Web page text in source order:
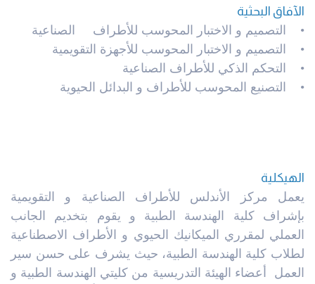
الآفاق البحثية
• التصميم و الاختبار المحوسب للأطراف الصناعية
• التصميم و الاختبار المحوسب للأجهزة التقويمية
• التحكم الذكي للأطراف الصناعية
• التصنيع المحوسب للأطراف و البدائل الحيوية
الهيكلية
يعمل مركز الأندلس للأطراف الصناعية و التقويمية
بإشراف كلية الهندسة الطبية و يقوم بتخديم الجانب
العملي لمقرري الميكانيك الحيوي و الأطراف الاصطناعية
لطلاب كلية الهندسة الطبية، حيث يشرف على حسن سير
العمل أعضاء الهيئة التدريسية من كليتي الهندسة الطبية و